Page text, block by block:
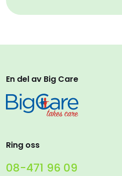
En del av Big Care
Ring oss
08-471 96 09